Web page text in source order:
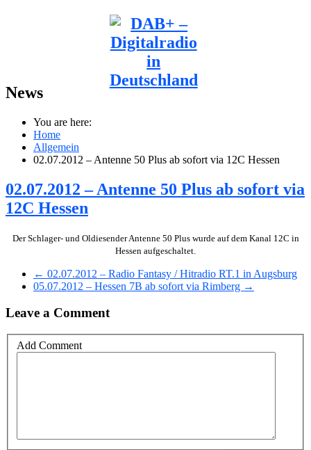
News
You are here:
Home
Allgemein
02.07.2012 – Antenne 50 Plus ab sofort via 12C Hessen
02.07.2012 – Antenne 50 Plus ab sofort via
12C Hessen
Der Schlager- und Oldiesender Antenne 50 Plus wurde auf dem Kanal 12C in
Hessen aufgeschaltet.
← 02.07.2012 – Radio Fantasy / Hitradio RT.1 in Augsburg
05.07.2012 – Hessen 7B ab sofort via Rimberg →
Leave a Comment
Add Comment